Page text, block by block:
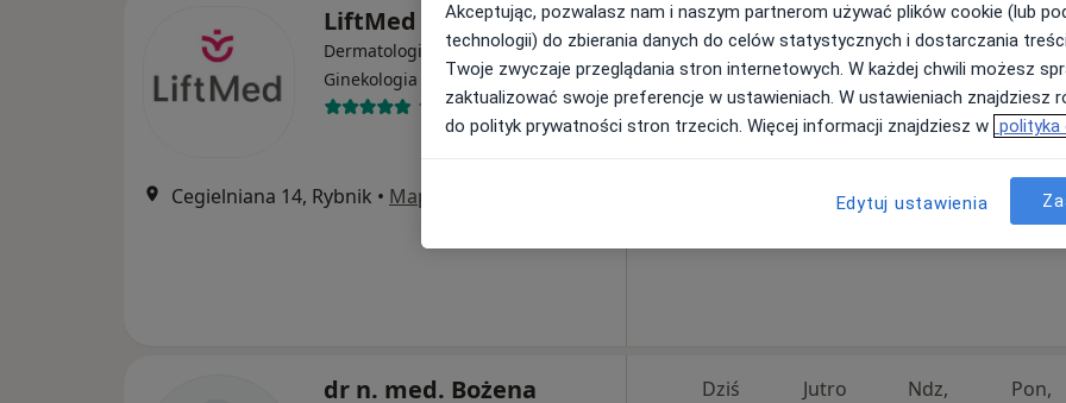
LiftMed
Dermatologia, Chirurgia,
Ginekologia
Więcej
1593 opinie
Cegielniana 14, Rybnik • Mapa
Dziś
7 Sie
Jutro
8 Sie
Ndz,
9 Sie
Pon,
10 Sie
Umawianie online nie jest dostępne
dr n. med. Bożena
Dziś Jutro Ndz, Pon,
Akceptując, pozwalasz nam i naszym partnerom używać plików cookie (lub
technologii) do zbierania danych do celów statystycznych i dostarczania
Twoje zwyczaje przeglądania stron internetowych. W każdej chwili możesz
zaktualizować swoje preferencje w ustawieniach. W ustawieniach znajdziesz
do polityk prywatności stron trzecich. Więcej informacji znajdziesz w polityka
Edytuj ustawienia